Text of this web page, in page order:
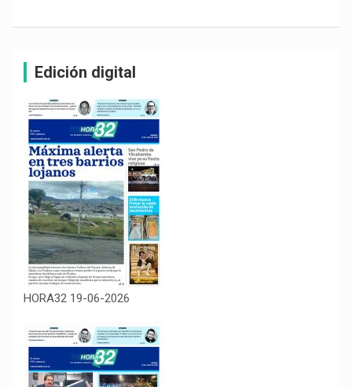
Edición digital
HORA32 19-06-2026